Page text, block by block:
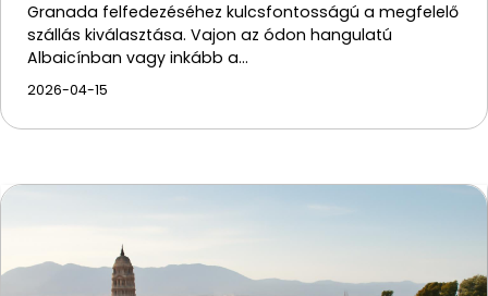
Granada felfedezéséhez kulcsfontosságú a megfelelő
szállás kiválasztása. Vajon az ódon hangulatú
Albaicínban vagy inkább a…
2026-04-15